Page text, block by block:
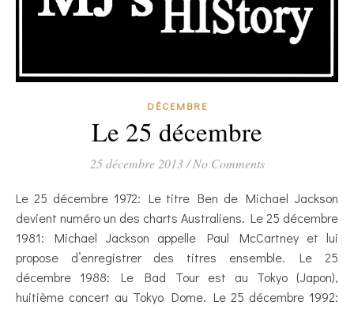
DÉCEMBRE
Le 25 décembre
25 décembre 2013/ No Comments
Le 25 décembre 1972: Le titre Ben de Michael Jackson
devient numéro un des charts Australiens. Le 25 décembre
1981: Michael Jackson appelle Paul McCartney et lui
propose d’enregistrer des titres ensemble. Le 25
décembre 1988: Le Bad Tour est au Tokyo (Japon),
huitième concert au Tokyo Dome. Le 25 décembre 1992: